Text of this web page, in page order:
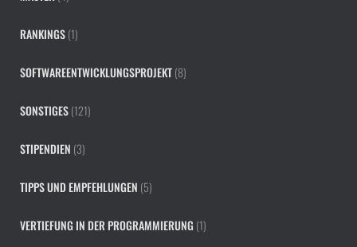
RANKINGS(1)
SOFTWAREENTWICKLUNGSPROJEKT(8)
SONSTIGES(121)
STIPENDIEN (3)
TIPPS UND EMPFEHLUNGEN (5)
VERTIEFUNG IN DER PROGRAMMIERUNG (1)